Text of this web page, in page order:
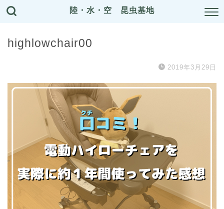
陸・水・空 昆虫基地
highlowchair00
2019年3月29日